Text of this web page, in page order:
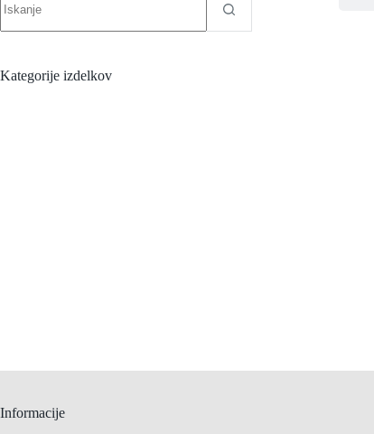
results
Kategorije izdelkov
Informacije